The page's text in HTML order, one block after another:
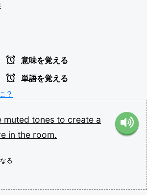
意味を覚える
単語を覚える
？
muted tones to create a
in the room.
る